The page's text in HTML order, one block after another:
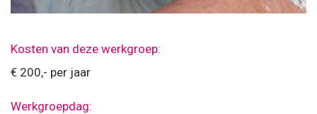
Kosten van deze werkgroep:
€ 200,- per jaar
Werkgroepdag: